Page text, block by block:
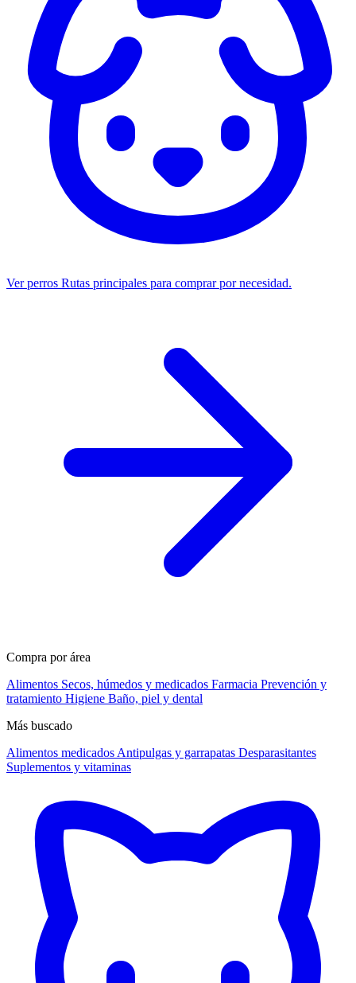
Ver perros Rutas principales para comprar por necesidad.
Compra por área
Alimentos Secos, húmedos y medicados Farmacia Prevención y
tratamiento Higiene Baño, piel y dental
Más buscado
Alimentos medicados Antipulgas y garrapatas Desparasitantes
Suplementos y vitaminas